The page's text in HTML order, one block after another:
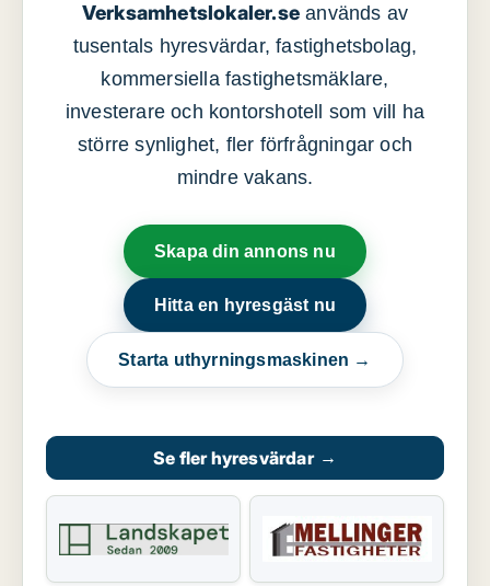
Verksamhetslokaler.se används av
tusentals hyresvärdar, fastighetsbolag,
kommersiella fastighetsmäklare,
investerare och kontorshotell som vill ha
större synlighet, fler förfrågningar och
mindre vakans.
Skapa din annons nu
Hitta en hyresgäst nu
Starta uthyrningsmaskinen →
Se fler hyresvärdar →